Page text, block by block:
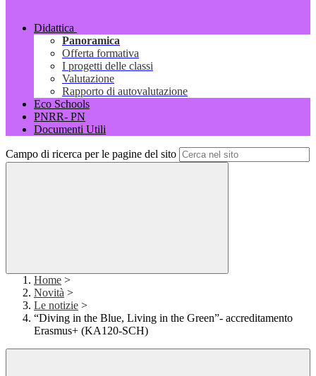
Didattica
Panoramica
Offerta formativa
I progetti delle classi
Valutazione
Rapporto di autovalutazione
Eco Schools
PNRR- PN
Documenti Utili
Campo di ricerca per le pagine del sito
Home >
Novità >
Le notizie >
“Diving in the Blue, Living in the Green”- accreditamento
Erasmus+ (KA120-SCH)